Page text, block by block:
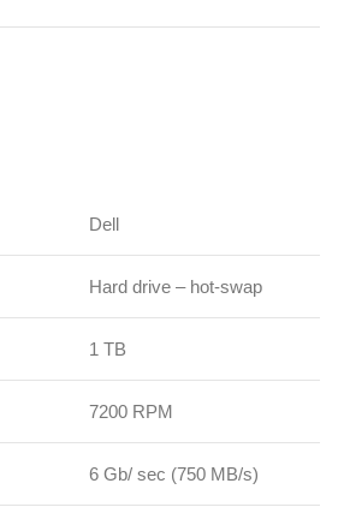
Dell
Hard drive – hot-swap
1 TB
7200 RPM
6 Gb/ sec (750 MB/s)